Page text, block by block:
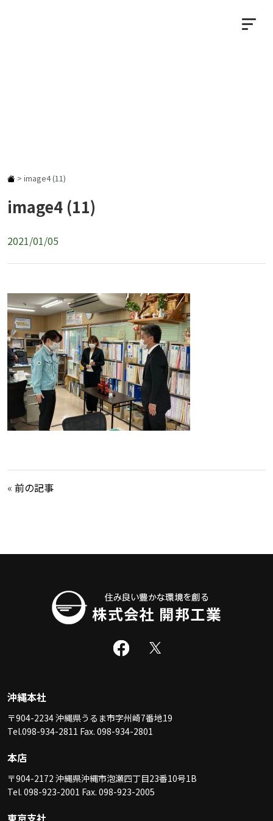
> image4 (11)
image4 (11)
2021/01/05
« 前の記事
沖縄本社
〒904-2234 沖縄県うるま市字州崎7番地19
Tel.098-934-2811 Fax. 098-934-2801
本店
〒904-2172 沖縄県沖縄市泡瀬四丁目23番10号1B
Tel. 098-923-2001 Fax. 098-923-2005
東京支社